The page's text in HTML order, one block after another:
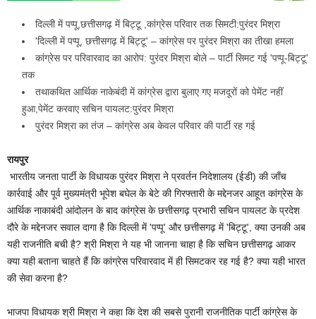
दिल्ली में पप्पू,छत्तीसगढ़ में बिट्टू ,कांग्रेस परिवार तक सिमटी:पुरंदर मिश्रा
'दिल्ली में पप्पू, छत्तीसगढ़ में बिट्टू' – कांग्रेस पर पुरंदर मिश्रा का तीखा हमला
कांग्रेस पर परिवारवाद का आरोप: पुरंदर मिश्रा बोले – पार्टी सिमट गई 'पप्पू-बिट्टू'
तक
तथाकथित आर्थिक नाकेबंदी में कांग्रेस द्वारा बुलाए गए मजदूरों को पेमेंट नहीं
हुआ,पेमेंट करवाए सचिन पायलट:पुरंदर मिश्रा
पुरंदर मिश्रा का तंज – कांग्रेस अब केवल परिवार की पार्टी रह गई
रायपुर
भारतीय जनता पार्टी के विधायक पुरंदर मिश्रा ने प्रवर्तन निदेशालय (ईडी) की जाँच
कार्रवाई और पूर्व मुख्यमंत्री भूपेश बघेल के बेटे की गिरफ्तारी के मद्देनजर आहूत कांग्रेस के
आर्थिक नाकाबंदी आंदोलन के बाद कांग्रेस के छत्तीसगढ़ प्रभारी सचिन पायलट के प्रदेश
दौरे के मद्देनजर सवाल दागा है कि दिल्ली में 'पप्पू' और छत्तीसगढ़ में 'बिट्टू', क्या उनकी अब
यही राजनीति बची है? श्री मिश्रा ने यह भी जानना चाहा है कि सचिन छत्तीसगढ़ आकर
क्या यही बताना चाहते हैं कि कांग्रेस परिवारवाद में ही सिमटकर रह गई है? क्या यही भारत
की सेवा करना है?
भाजपा विधायक श्री मिश्रा ने कहा कि देश की सबसे पुरानी राजनीतिक पार्टी कांग्रेस के